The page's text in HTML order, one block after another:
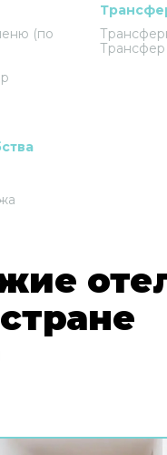
(по
Трансфер